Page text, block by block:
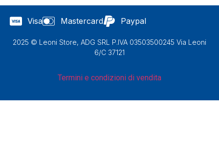
Visa Mastercard Paypal
2025 © Leoni Store, ADG SRL P.IVA 03503500245 Via Leoni
6/C 37121
Termini e condizioni di vendita